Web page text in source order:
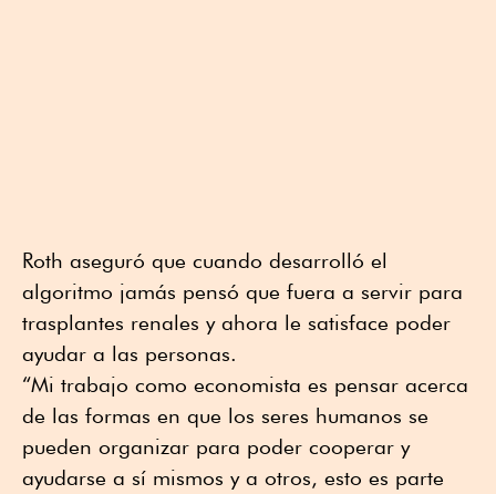
Roth aseguró que cuando desarrolló el
algoritmo jamás pensó que fuera a servir para
trasplantes renales y ahora le satisface poder
ayudar a las personas.
“Mi trabajo como economista es pensar acerca
de las formas en que los seres humanos se
pueden organizar para poder cooperar y
ayudarse a sí mismos y a otros, esto es parte